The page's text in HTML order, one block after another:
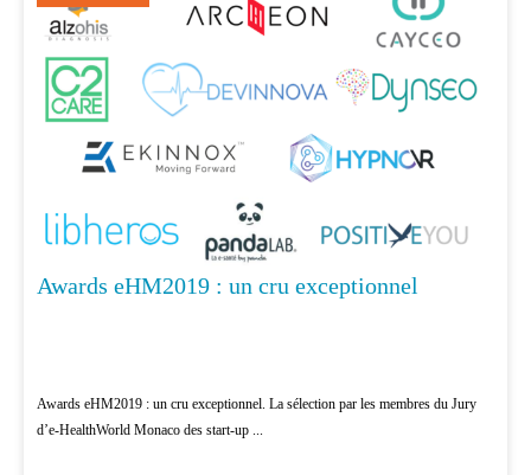
Awards eHM2019 : un cru exceptionnel
Awards eHM2019 : un cru exceptionnel. La sélection par les membres du Jury
d’e-HealthWorld Monaco des start-up ...